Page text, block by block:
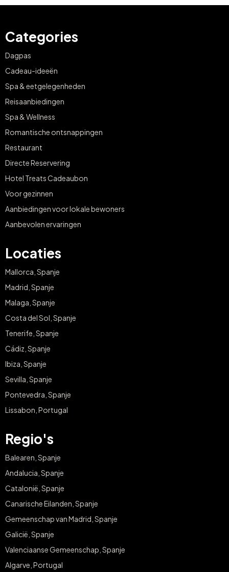
Categories
Dagpas
Cadeau-ideeën
Spa & eetgelegenheden
Reisaanbiedingen
Spa & Wellness
Romantische ontsnappingen
Restaurant
Directe Reservering
Hotel Treats Cadeaubon
Voor gezinnen
Aanbiedingen voor lokale bewoners
Aanbevolen ervaringen
Locaties
Mallorca, Spanje
Madrid, Spanje
Malaga, Spanje
Costa del Sol, Spanje
Tenerife, Spanje
Cádiz, Spanje
Ibiza, Spanje
Sevilla, Spanje
Pontevedra, Spanje
Lissabon, Portugal
Regio's
Balearen, Spanje
Andalucia, Spanje
Catalonië, Spanje
Canarische Eilanden, Spanje
Gemeenschap van Madrid, Spanje
Galicië, Spanje
Valenciaanse Gemeenschap, Spanje
Algarve, Portugal